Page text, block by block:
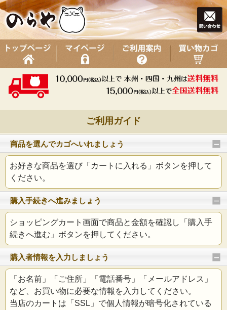
ご利用ガイド
商品を選んでカゴへいれましょう
お好きな商品を選び「カートに入れる」ボタンを押して
ください。
購入手続きへ進みましょう
ショッピングカート画面で商品と金額を確認し「購入手
続きへ進む」ボタンを押してください。
購入者情報を入力しましょう
「お名前」「ご住所」「電話番号」「メールアドレス」
など、お買い物に必要な情報を入力してください。
当店のカートは「SSL」で個人情報が暗号化されている